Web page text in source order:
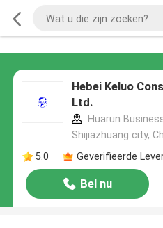
Hebei Keluo
Ltd.
Huarun
Shijiazhuang city,
5.0
Geverifieerde
Bel nu